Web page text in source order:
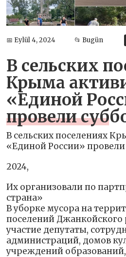
📅 Eylül 4, 2024 📂 Bugün
В сельских
Крыма
«Единой
провели
В сельских поселениях
«Единой России»
2024,
Их организовали по
страна»
В уборке мусора на
поселений
участие депутаты,
администраций, домов
учреждений